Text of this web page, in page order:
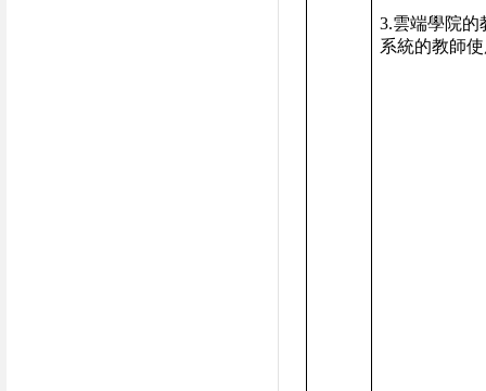
3.雲端學院的
系統的教師